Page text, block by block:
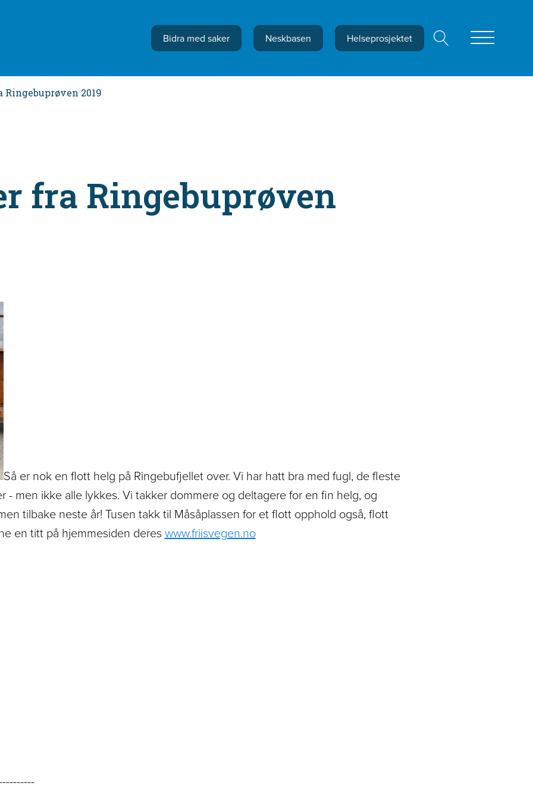
Bidra med saker Neskbasen Helseprosjektet
2019
fra Ringebuprøven
Så er nok en flott helg på Ringebufjellet over. Vi har hatt bra med fugl, de fleste
- men ikke alle lykkes. Vi takker dommere og deltagere for en fin helg, og
tilbake neste år! Tusen takk til Måsåplassen for et flott opphold også, flott
en titt på hjemmesiden deres www.friisvegen.no